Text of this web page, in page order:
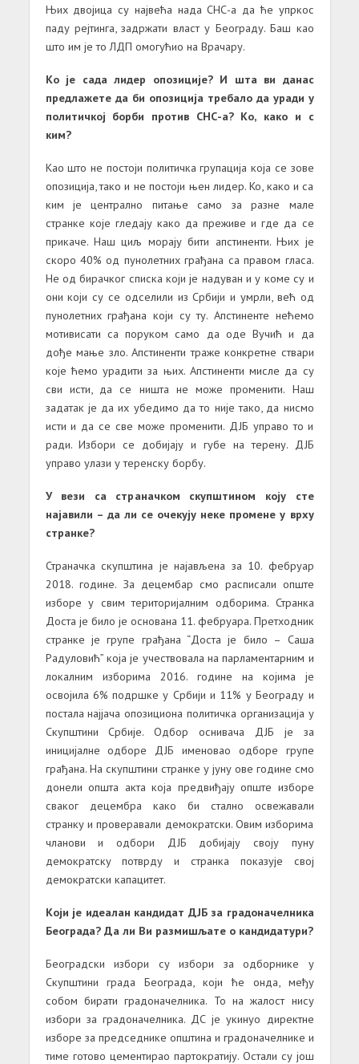
Њих двојица су највећа нада СНС-а да ће упркос
паду рејтинга, задржати власт у Београду. Баш као
што им је то ЛДП омогућио на Врачару.
Ко је сада лидер опозиције? И шта ви данас
предлажете да би опозиција требало да уради у
политичкој борби против СНС-а? Ко, како и с
ким?
Као што не постоји политичка групација која се зове
опозиција, тако и не постоји њен лидер. Ко, како и са
ким је централно питање само за разне мале
странке које гледају како да преживе и где да се
прикаче. Наш циљ морају бити апстиненти. Њих је
скоро 40% од пунолетних грађана са правом гласа.
Не од бирачког списка који је надуван и у коме су и
они који су се одселили из Србији и умрли, већ од
пунолетних грађана који су ту. Апстиненте нећемо
мотивисати са поруком само да оде Вучић и да
дође мање зло. Апстиненти траже конкретне ствари
које ћемо урадити за њих. Апстиненти мисле да су
сви исти, да се ништа не може променити. Наш
задатак је да их убедимо да то није тако, да нисмо
исти и да се све може променити. ДЈБ управо то и
ради. Избори се добијају и губе на терену. ДЈБ
управо улази у теренску борбу.
У вези са страначком скупштином коју сте
најавили – да ли се очекују неке промене у врху
странке?
Страначка скупштина је најављена за 10. фебруар
2018. године. За децембар смо расписали опште
изборе у свим територијалним одборима. Странка
Доста је било је основана 11. фебруара. Претходник
странке је групе грађана “Доста је било – Саша
Радуловић” која је учествовала на парламентарним и
локалним изборима 2016. године на којима је
освојила 6% подршке у Србији и 11% у Београду и
постала најјача опозициона политичка организација у
Скупштини Србије. Одбор оснивача ДЈБ је за
иницијалне одборе ДЈБ именовао одборе групе
грађана. На скупштини странке у јуну ове године смо
донели општа акта која предвиђају опште изборе
сваког децембра како би стално освежавали
странку и проверавали демократски. Овим изборима
чланови и одбори ДЈБ добијају своју пуну
демократску потврду и странка показује свој
демократски капацитет.
Који је идеалан кандидат ДЈБ за градоначелника
Београда? Да ли Ви размишљате о кандидатури?
Београдски избори су избори за одборнике у
Скупштини града Београда, који ће онда, међу
собом бирати градоначелника. То на жалост нису
избори за градоначелника. ДС је укинуо директне
изборе за председнике општина и градоначелнике и
тиме готово цементирао партократију. Остали су још